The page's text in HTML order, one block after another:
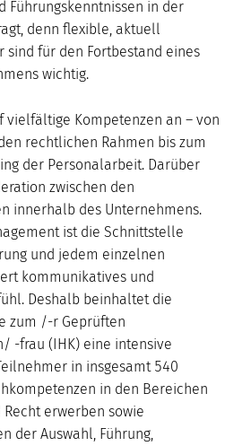
Führungskenntnissen in der
denn flexible, aktuell
für den Fortbestand eines
wichtig.
vielfältige Kompetenzen an – von
rechtlichen Rahmen bis zum
der Personalarbeit. Darüber
zwischen den
innerhalb des Unternehmens.
ist die Schnittstelle
und jedem einzelnen
kommunikatives und
Deshalb beinhaltet die
zum /-r Geprüften
-frau (IHK) eine intensive
in insgesamt 540
in den Bereichen
erwerben sowie
der Auswahl, Führung,